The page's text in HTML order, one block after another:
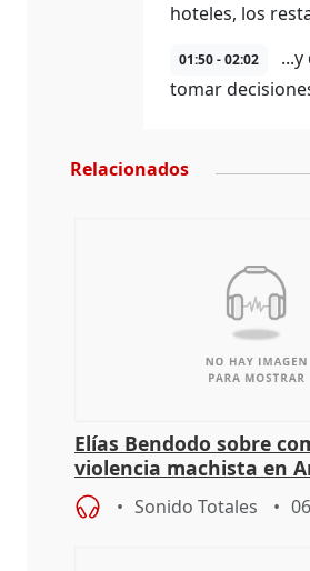
hoteles, los
01:50 - 02:02
tomar
Relacionados
Elías Bendodo sobre
violencia machista en
Sonido Totales